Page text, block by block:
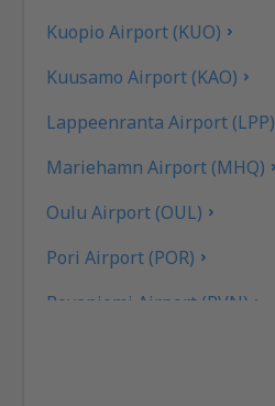
Kuopio Airport (KUO)
Kuusamo Airport (KAO)
Lappeenranta Airport (LPP)
Mariehamn Airport (MHQ)
Oulu Airport (OUL)
Pori Airport (POR)
Rovaniemi Airport (RVN)